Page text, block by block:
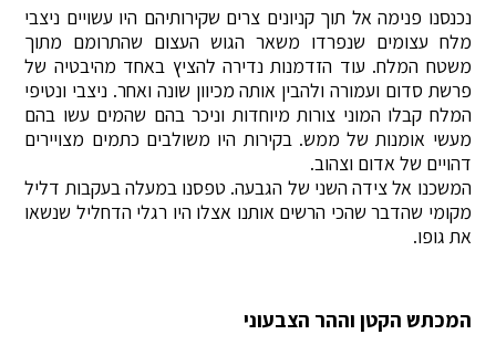
נכנסנו פנימה אל תוך קניונים צרים שקירותיהם היו עשויים ניצבי
מלח עצומים שנפרדו משאר הגוש העצום שהתרומם מתוך
משטח המלח. עוד הזדמנות נדירה להציץ באחד מהיבטיה של
פרשת סדום ועמורה ולהבין אותה מכיוון שונה ואחר. ניצבי ונטיפי
המלח קבלו המוני צורות מיוחדות וניכר בהם שהמים עשו בהם
מעשי אומנות של ממש. בקירות היו משולבים כתמים מצויירים
דהויים של אדום וצהוב.
המשכנו אל צידה השני של הגבעה. טפסנו במעלה בעקבות דליל
מקומי שהדבר שהכי הרשים אותנו אצלו היו רגלי הדחליל שנשאו
את גופו.
המכתש הקטן וההר הצבעוני